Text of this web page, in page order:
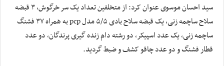
سید احسان موسوی عنوان کرد: از متخلفین تعداد یک سر خرگوش، ۳ قبضه
سلاح ساچمه زنی، یک قبضه سلاح بادی ۵/۵ مدل pcp به همراه ۳۷ فشنگ
ساچمه زنی، یک عدد اسپیکر، دو رشته دام زندهگیریپرندگان، دو عدد
قطار فشنگ و دو عدد چاقو کشف و ضبط گردید.